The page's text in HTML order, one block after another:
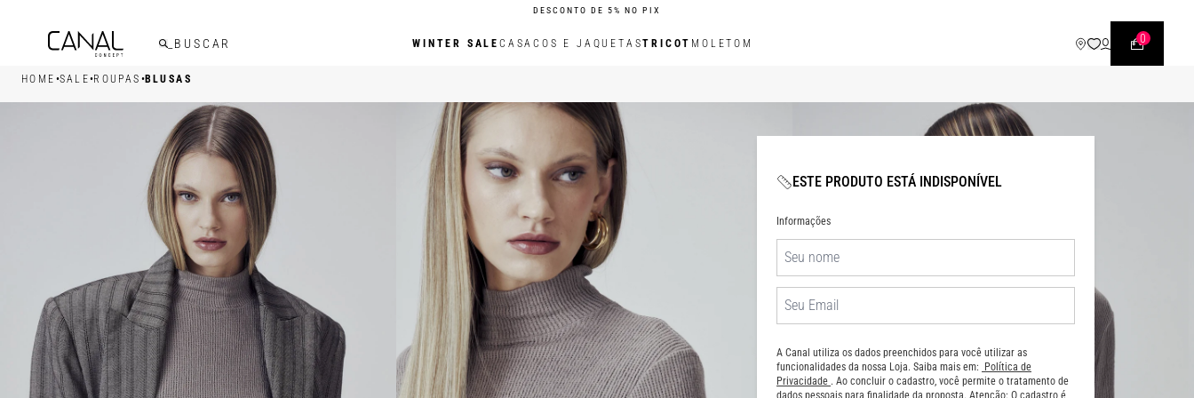
DESCONTO DE 5% NO PIX
WINTER SALE CASACOS E JAQUETASTRICOT MOLETOM 0
HOME •SALE•ROUPAS •BLUSAS
ESTE PRODUTO ESTÁ INDISPONÍVEL
Informações
A Canal utiliza os dados preenchidos para você utilizar as
funcionalidades da nossa Loja. Saiba mais em:
Política de
Privacidade . Ao concluir o cadastro, você permite o tratamento de
dados pessoais para finalidade da proposta. Atenção: O cadastro é